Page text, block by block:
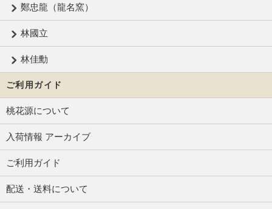
鄭忠龍（龍名窯）
林國立
林佳勳
ご利用ガイド
桃花源について
入荷情報 アーカイブ
ご利用ガイド
配送・送料について